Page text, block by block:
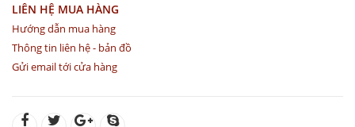
LIÊN HỆ MUA HÀNG
Hướng dẫn mua hàng
Thông tin liên hệ - bản đồ
Gửi email tới cửa hàng